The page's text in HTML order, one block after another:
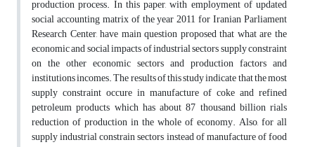
production process. In this paper, with employment of updated
social accounting matrix of the year 2011 for Iranian Parliament
Research Center, have main question proposed that what are the
economic and social impacts of industrial sectors supply constraint
on the other economic sectors and production factors and
institutions incomes. The results of this study indicate that the most
supply constraint occure in manufacture of coke and refined
petroleum products which has about 87 thousand billion rials
reduction of production in the whole of economy. Also, for all
supply industrial constrain sectors instead of manufacture of food